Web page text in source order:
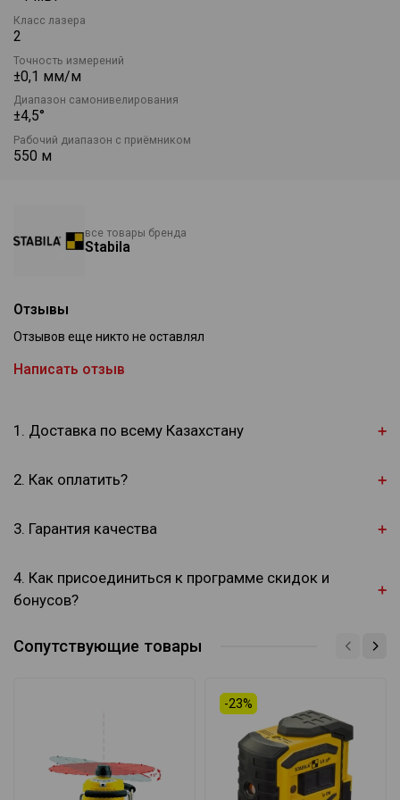
• Прибор LAR 200 совместим с системами управления
строительных машин.
•Две рабочие функции:
Четырехкратное испытание доказывает, что LAR250 очень
надёжен в работе. 1. Испытание на падения 2. Испытание на
водонепроницаемость 3. Испытание на жаростойкость 4.
Испытание на пыленепроницаемость
Комплект поставки: ротационный лазерный прибор, тип LAR
200, ресивер с крепежным устройством, в жестком футляре.
Класс лазера
2
Точность измерений
±0,1 мм/м
Диапазон самонивелирования
±4,5°
Рабочий диапазон с приёмником
550 м
все товары бренда
Stabila
Отзывы
Отзывов еще никто не оставлял
Написать отзыв
1. Доставка по всему Казахстану
2. Как оплатить?
3. Гарантия качества
4. Как присоединиться к программе скидок и
бонусов?
Сопутствующие товары
-23%